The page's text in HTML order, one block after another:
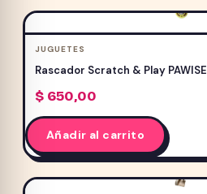
JUGUETES
Rascador Scratch & Play PAWISE
$650,00
Añadir al carrito